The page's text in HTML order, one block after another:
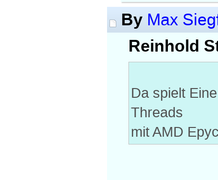
By Max
Reinhold
Da spielt
Threads
mit AMD